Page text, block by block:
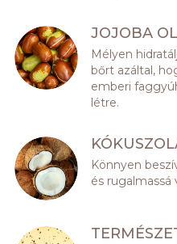
JOJOBA
Mélyen
bőrt azáltal,
emberi
létre.
Könnyen
és rugalmassá